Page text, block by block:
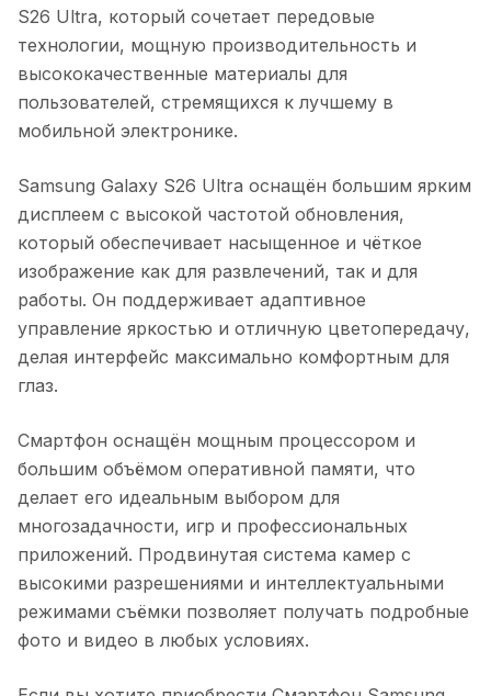
S26 Ultra, который сочетает передовые
технологии, мощную производительность и
высококачественные материалы для
пользователей, стремящихся к лучшему в
мобильной электронике.
Samsung Galaxy S26 Ultra оснащён большим ярким
дисплеем с высокой частотой обновления,
который обеспечивает насыщенное и чёткое
изображение как для развлечений, так и для
работы. Он поддерживает адаптивное
управление яркостью и отличную цветопередачу,
делая интерфейс максимально комфортным для
глаз.
Смартфон оснащён мощным процессором и
большим объёмом оперативной памяти, что
делает его идеальным выбором для
многозадачности, игр и профессиональных
приложений. Продвинутая система камер с
высокими разрешениями и интеллектуальными
режимами съёмки позволяет получать подробные
фото и видео в любых условиях.